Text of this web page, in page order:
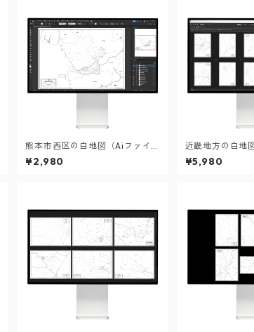
熊本市西区の白地図（Aiファイ
ル）
¥2,980
近畿地方の白地
¥5,980